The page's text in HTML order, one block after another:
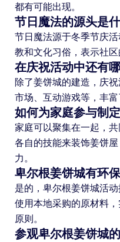
都有可能出现。
节日魔法的源头是
节日魔法源于冬季节庆
教和文化习俗，表示社区
在庆祝活动中还有
除了姜饼城的建造，庆
市场、互动游戏等，丰富
如何为家庭参与制
家庭可以聚集在一起，
各自的技能来装饰姜饼
力。
卑尔根姜饼城有环
是的，卑尔根姜饼城活
使用本地采购的原材料
原则。
参观卑尔根姜饼城